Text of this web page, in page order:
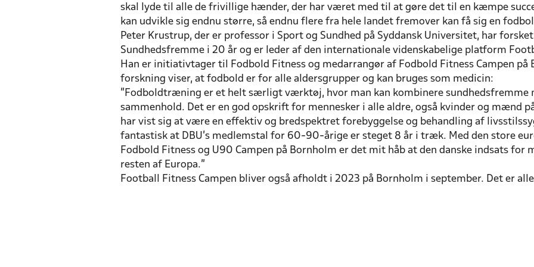
skal lyde til alle de frivillige hænder, der har været med til at gøre det til en kæmpe
kan udvikle sig endnu større, så endnu flere fra hele landet fremover kan få sig en
Peter Krustrup, der er professor i Sport og Sundhed på Syddansk Universitet, har
Sundhedsfremme i 20 år og er leder af den internationale videnskabelige platform
Han er initiativtager til Fodbold Fitness og medarrangør af Fodbold Fitness Campen på
forskning viser, at fodbold er for alle aldersgrupper og kan bruges som medicin:
”Fodboldtræning er et helt særligt værktøj, hvor man kan kombinere sundhedsfremme
sammenhold. Det er en god opskrift for mennesker i alle aldre, også kvinder og mænd
har vist sig at være en effektiv og bredspektret forebyggelse og behandling af
fantastisk at DBU’s medlemstal for 60-90-årige er steget 8 år i træk. Med den store
Fodbold Fitness og U90 Campen på Bornholm er det mit håb at den danske indsats
resten af Europa.”
Football Fitness Campen bliver også afholdt i 2023 på Bornholm i september. Det er